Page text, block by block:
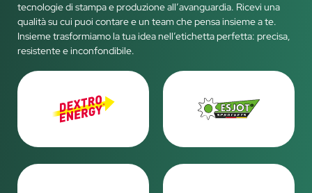
tecnologie di stampa e produzione all’avanguardia. Ricevi una
qualità su cui puoi contare e un team che pensa insieme a te.
Insieme trasformiamo la tua idea nell’etichetta perfetta: precisa,
resistente e inconfondibile.